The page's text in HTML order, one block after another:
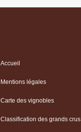
Accueil
Mentions légales
Carte des vignobles
Classification des grands crus